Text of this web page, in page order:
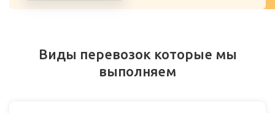
Виды перевозок которые мы
выполняем